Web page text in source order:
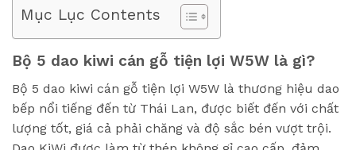
Mục Lục Contents
Bộ 5 dao kiwi cán gỗ tiện lợi W5W là gì?
Bộ 5 dao kiwi cán gỗ tiện lợi W5W là thương hiệu dao
bếp nổi tiếng đến từ Thái Lan, được biết đến với chất
lượng tốt, giá cả phải chăng và độ sắc bén vượt trội.